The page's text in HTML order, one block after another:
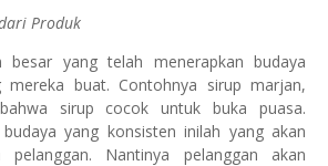
Produk
besar yang telah menerapkan budaya
mereka buat. Contohnya sirup marjan,
sirup cocok untuk buka puasa.
yang konsisten inilah yang akan
Nantinya pelanggan akan